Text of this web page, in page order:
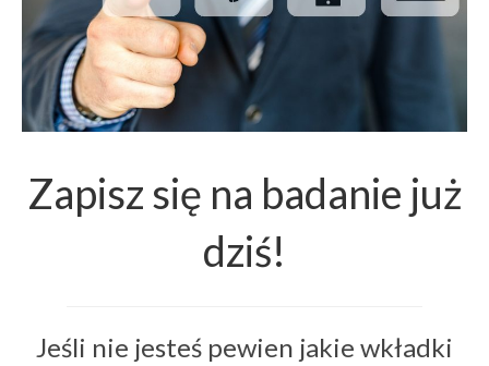
Zapisz się na badanie już
dziś!
Jeśli nie jesteś pewien jakie wkładki